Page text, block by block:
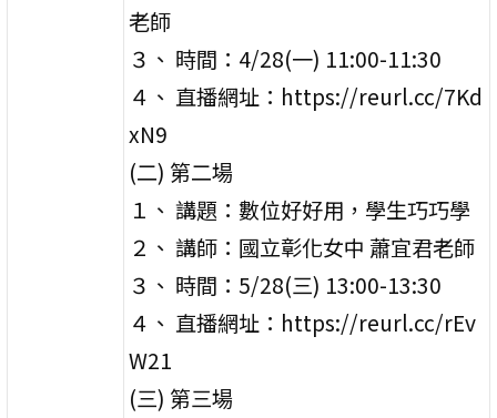
老師
３、 時間：4/28(一) 11:00-11:30
４、 直播網址：https://reurl.cc/7Kd
xN9
(二) 第二場
１、 講題：數位好好用，學生巧巧學
２、 講師：國立彰化女中 蕭宜君老師
３、 時間：5/28(三) 13:00-13:30
４、 直播網址：https://reurl.cc/rEv
W21
(三) 第三場